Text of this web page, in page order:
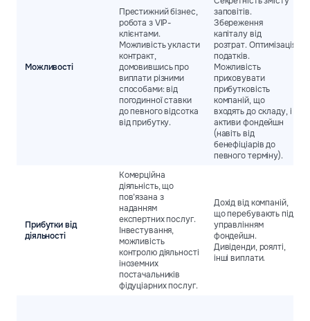
Можливості
Престижний бізнес,
робота з VIP-
клієнтами.
Можливість укласти
контракт,
домовившись про
виплати різними
способами: від
погодинної ставки
до певного відсотка
від прибутку.
заповітів.
Збереження
капіталу від
розтрат. Оптимізація
податків.
Можливість
приховувати
прибутковість
компаній, що
входять до складу, і
активи фондейшн
(навіть від
бенефіціарів до
певного терміну).
Прибутки від
діяльності
Комерційна
діяльність, що
пов’язана з
наданням
експертних послуг.
Інвестування,
можливість
контролю діяльності
іноземних
постачальників
фідуціарних послуг.
Дохід від компаній,
що перебувають під
управлінням
фондейшн.
Дивіденди, роялті,
інші виплати.